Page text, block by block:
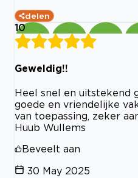
delen
10
Geweldig!!
Heel snel en uitstekend
goede en vriendelijke
van toepassing, zeker
Huub Wullems
Beveelt aan
30 May 2025